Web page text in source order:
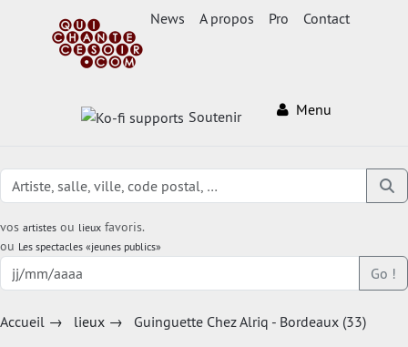
News A propos Pro Contact
Soutenir Menu
vos artistes ou lieux favoris.
ou Les spectacles «jeunes publics»
Go !
Accueil → lieux → Guinguette Chez Alriq - Bordeaux (33)